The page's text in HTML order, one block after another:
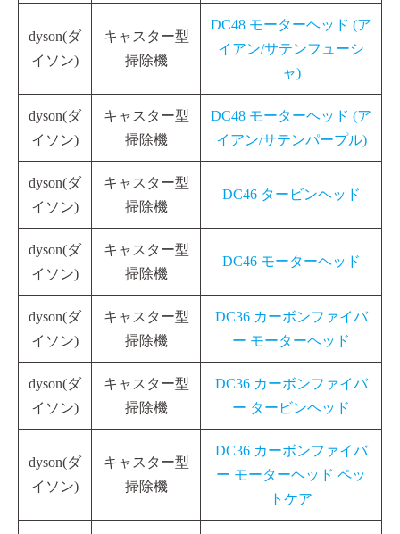
dyson(ダ
イソン)
キャスター型
掃除機
DC48 モーターヘッド (ア
イアン/サテンフューシ
ャ)
dyson(ダ
イソン)
キャスター型
掃除機
DC48 モーターヘッド (ア
イアン/サテンパープル)
dyson(ダ
イソン)
キャスター型
掃除機
DC46 タービンヘッド
dyson(ダ
イソン)
キャスター型
掃除機
DC46 モーターヘッド
dyson(ダ
イソン)
キャスター型
掃除機
DC36 カーボンファイバ
ー モーターヘッド
dyson(ダ
イソン)
キャスター型
掃除機
DC36 カーボンファイバ
ー タービンヘッド
dyson(ダ
イソン)
キャスター型
掃除機
DC36 カーボンファイバ
ー モーターヘッド ペッ
トケア